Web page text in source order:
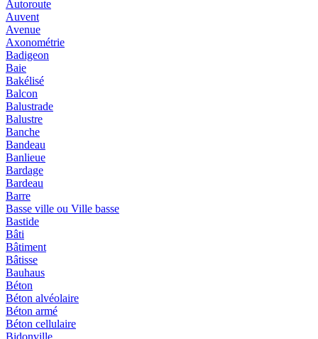
Autoroute
Auvent
Avenue
Axonométrie
Badigeon
Baie
Bakélisé
Balcon
Balustrade
Balustre
Banche
Bandeau
Banlieue
Bardage
Bardeau
Barre
Basse ville ou Ville basse
Bastide
Bâti
Bâtiment
Bâtisse
Bauhaus
Béton
Béton alvéolaire
Béton armé
Béton cellulaire